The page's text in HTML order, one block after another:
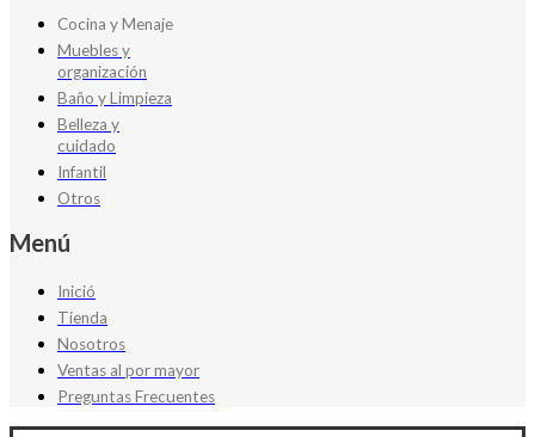
Cocina y Menaje
Muebles y
organización
Baño y Limpieza
Belleza y
cuidado
Infantil
Otros
Menú
Inició
Tienda
Nosotros
Ventas al por mayor
Preguntas Frecuentes